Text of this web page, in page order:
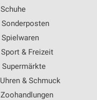
Schuhe
Sonderposten
Spielwaren
Sport & Freizeit
Supermärkte
Uhren & Schmuck
Zoohandlungen